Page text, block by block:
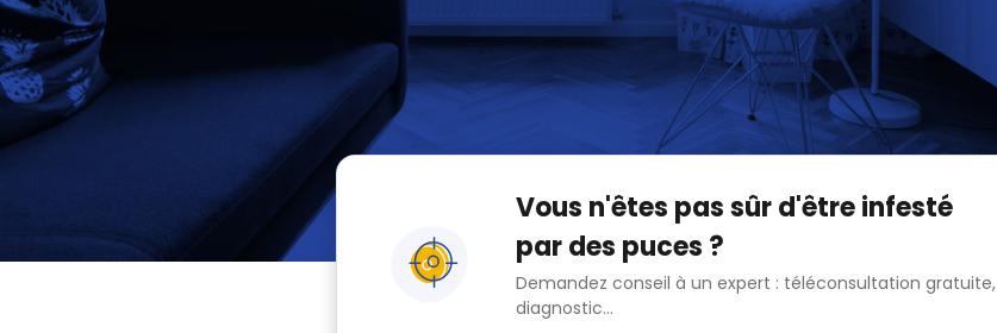
Vous n'êtes pas sûr d'être infesté
par des puces ?
Demandez conseil à un expert : téléconsultation gratuite,
diagnostic...